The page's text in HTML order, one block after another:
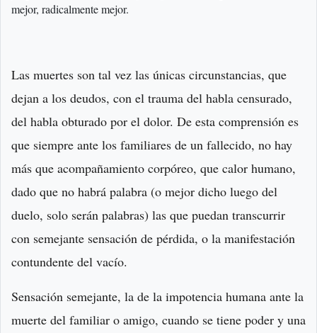
mejor, radicalmente mejor.
Las muertes son tal vez las únicas circunstancias, que
dejan a los deudos, con el trauma del habla censurado,
del habla obturado por el dolor. De esta comprensión es
que siempre ante los familiares de un fallecido, no hay
más que acompañamiento corpóreo, que calor humano,
dado que no habrá palabra (o mejor dicho luego del
duelo, solo serán palabras) las que puedan transcurrir
con semejante sensación de pérdida, o la manifestación
contundente del vacío.
Sensación semejante, la de la impotencia humana ante la
muerte del familiar o amigo, cuando se tiene poder y una